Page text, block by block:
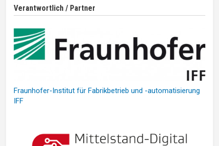
Verantwortlich / Partner
Fraunhofer-Institut für Fabrikbetrieb und -automatisierung
IFF